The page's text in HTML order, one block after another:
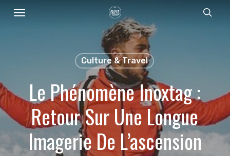
SkipMenu
Culture & Travel
Le Phénomène Inoxtag :
Retour Sur Une Longue
Imagerie De L’ascension